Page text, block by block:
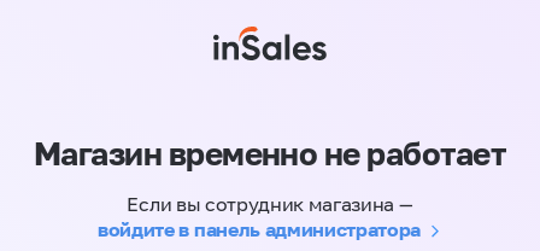
Магазин временно не работает
Если вы сотрудник магазина —
войдите в панель администратора